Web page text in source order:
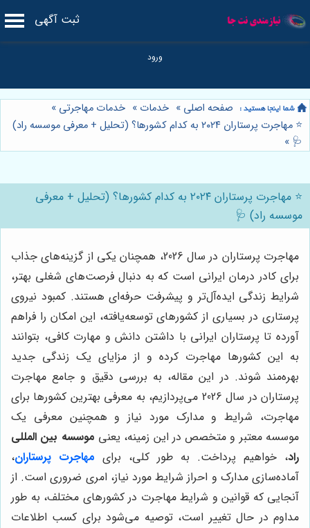
ثبت آگهی
صفحه اصلی » خدمات » خدمات مهاجرتی »
⭐️ مهاجرت پرستاران ۲۰۲۴ به کدام کشورها؟ (تحلیل + معرفی موسسه راد)
🩺
»
⭐️ مهاجرت پرستاران ۲۰۲۴ به کدام کشورها؟ (تحلیل + معرفی
موسسه راد) 🩺
مهاجرت پرستاران در سال 2026، همچنان یکی از گزینه‌های جذاب
برای کادر درمان ایرانی است که به دنبال فرصت‌های شغلی بهتر،
شرایط زندگی ایده‌آل‌تر و پیشرفت حرفه‌ای هستند. کمبود نیروی
پرستاری در بسیاری از کشورهای توسعه‌یافته، این امکان را فراهم
آورده تا پرستاران ایرانی با داشتن دانش و مهارت کافی، بتوانند
به این کشورها مهاجرت کرده و از مزایای یک زندگی جدید
بهره‌مند شوند. در این مقاله، به بررسی دقیق و جامع مهاجرت
پرستاران در سال 2026 می‌پردازیم، به معرفی بهترین کشورها برای
مهاجرت، شرایط و مدارک مورد نیاز و همچنین معرفی یک
موسسه معتبر و متخصص در این زمینه، یعنی موسسه بین المللی
راد، خواهیم پرداخت. به طور کلی، برای مهاجرت پرستاران،
آماده‌سازی مدارک و احراز شرایط مورد نیاز، امری ضروری است. از
آنجایی که قوانین و شرایط مهاجرت در کشورهای مختلف، به طور
مداوم در حال تغییر است، توصیه می‌شود برای کسب اطلاعات